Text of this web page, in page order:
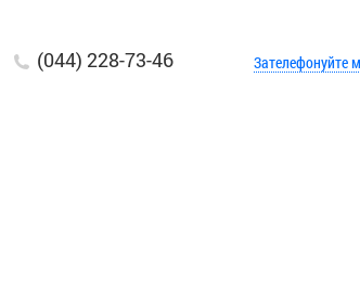
(044) 228-73-46 Зателефонуйте